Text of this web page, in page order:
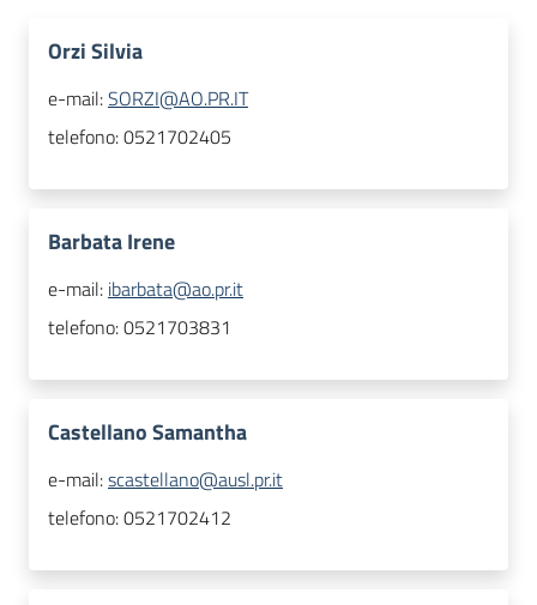
Orzi Silvia
e-mail:SORZI@AO.PR.IT
telefono:0521702405
Barbata Irene
e-mail: ibarbata@ao.pr.it
telefono:0521703831
Castellano Samantha
e-mail:scastellano@ausl.pr.it
telefono:0521702412